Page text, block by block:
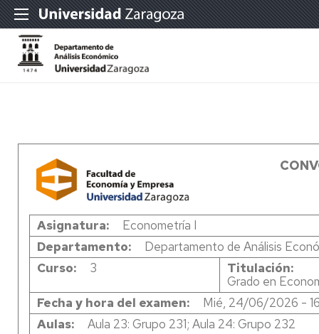
Asignatura
Econometría I
Departamento
Departamento de Análisis
Curso
3
Titulación
Grado en
Fecha y hora del examen
Mié, 24/06/2026 -
Aulas
Aula 23: Grupo 231; Aula 24: Grupo 232